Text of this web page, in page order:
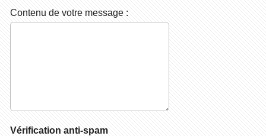
Contenu de votre message :
Vérification anti-spam